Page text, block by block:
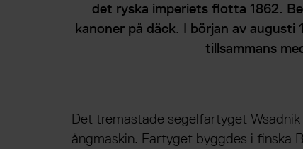
det ryska imperiets flotta 1862.
kanoner på däck. I början av
tillsammans
Det tremastade segelfartyget
ångmaskin. Fartyget byggdes i finska